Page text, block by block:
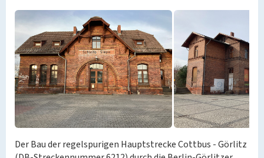
Der Bau der regelspurigen Hauptstrecke Cottbus - Görlitz